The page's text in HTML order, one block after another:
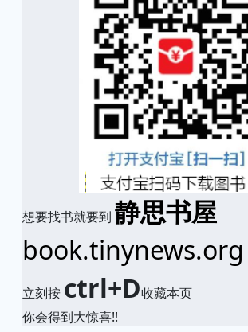
想要找书就要到 静思书屋
book.tinynews.org
立刻按 ctrl+D收藏本页
你会得到大惊喜!!